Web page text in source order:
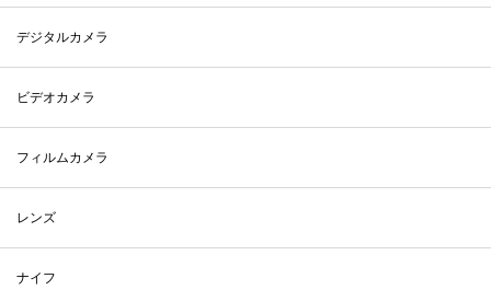
デジタルカメラ
ビデオカメラ
フィルムカメラ
レンズ
ナイフ